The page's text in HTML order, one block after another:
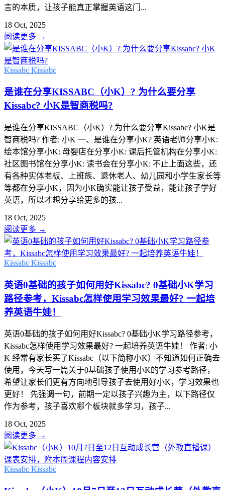
言的本质，让孩子能真正掌握英语这门...
18 Oct, 2025
阅读更多 →
Kissabc Kissabc
是谁在分享KISSABC（小K）? 为什么要分享
Kissabc? 小K是智商税吗?
是谁在分享KISSABC（小K）? 为什么要分享Kissabc? 小K是
智商税吗? 作者: 小K 一、是谁在分享小K? 英语老师分享小K:
绘本馆分享小K: 母婴店在分享小K: 课后托管机构在分享小K:
社区图书馆在分享小K: 读书会在分享小K: 不止上面这些，还
有各种实体老板、上班族、退休老人、幼儿园和小学生家长等
等都在分享小K，因为小K确实能让孩子受益，能让孩子学好
英语，所以才想分享给更多的孩...
18 Oct, 2025
阅读更多 →
Kissabc Kissabc
英语0基础的孩子如何用好Kissabc? 0基础小K学习
路径参考，Kissabc怎样使用学习效果最好? 一起培
养英语牛娃！
英语0基础的孩子如何用好Kissabc? 0基础小K学习路径参考，
Kissabc怎样使用学习效果最好? 一起培养英语牛娃！ 作者: 小
K 经常有家长买了Kissabc（以下简称小K）不知道如何正确去
使用，今天写一篇关于0基础孩子使用小K的学习参考路径，
希望让家长们更有方向地引导孩子去使用好小K，学习效果也
更好！ 先强调一句，前期一定以孩子兴趣为主，以下路径仅
作为参考，孩子喜欢哪个板块就多学习，孩子...
18 Oct, 2025
阅读更多 →
Kissabc Kissabc